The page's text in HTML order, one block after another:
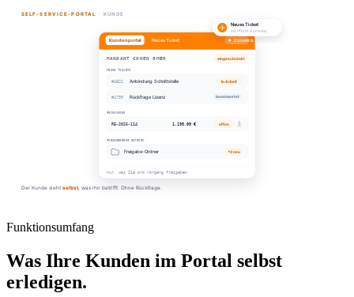
Funktionsumfang
Was Ihre Kunden im Portal selbst
erledigen.